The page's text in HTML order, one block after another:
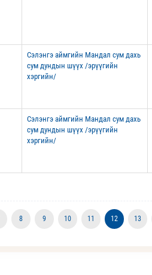
Сэлэнгэ аймгийн Мандал сум дахь
сум дундын шүүх /эрүүгийн
хэргийн/
Сэлэнгэ аймгийн Мандал сум дахь
сум дундын шүүх /эрүүгийн
хэргийн/
8 9 10 11 12 13